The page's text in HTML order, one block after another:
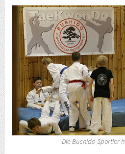
Die Bushido-Sportler